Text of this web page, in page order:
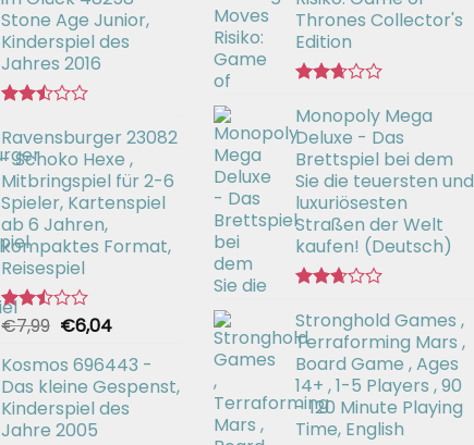
Stone Age Junior,
Kinderspiel des
Jahres 2016
mit
2.50
von 5
Ravensburger 23082
- Schoko Hexe ,
Mitbringspiel für 2-6
Spieler, Kartenspiel
ab 6 Jahren,
kompaktes Format,
Reisespiel
Bewertet
2.50
von 5
€7,99 Ursprünglicher
war:
€7,99
€6,04Aktueller
ist:
€6,04.
Kosmos 696443 -
Das kleine Gespenst,
Kinderspiel des
Jahre 2005
Thrones Collector's
Edition
mit
2.66
von 5
Monopoly Mega
Deluxe - Das
Brettspiel bei dem
Sie die teuersten und
luxuriösesten
Straßen der Welt
kaufen! (Deutsch)
mit
2.64
von 5
Stronghold Games ,
Terraforming Mars ,
Board Game , Ages
14+ , 1-5 Players , 90
- 120 Minute Playing
Time, English